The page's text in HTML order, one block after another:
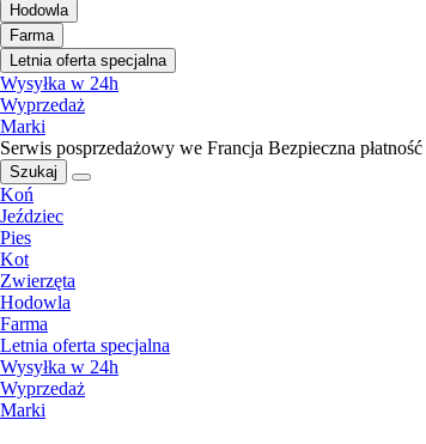
Hodowla
Farma
Letnia oferta specjalna
Wysyłka w 24h
Wyprzedaż
Marki
Serwis posprzedażowy we Francja Bezpieczna płatność
Szukaj
Koń
Jeździec
Pies
Kot
Zwierzęta
Hodowla
Farma
Letnia oferta specjalna
Wysyłka w 24h
Wyprzedaż
Marki